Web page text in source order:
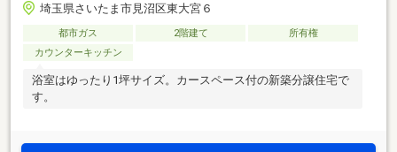
埼玉県さいたま市見沼区東大宮６
都市ガス 2階建て
所有権
カウンターキッチン
浴室はゆったり1坪サイズ。カースペース付の新築分譲住宅で
す。